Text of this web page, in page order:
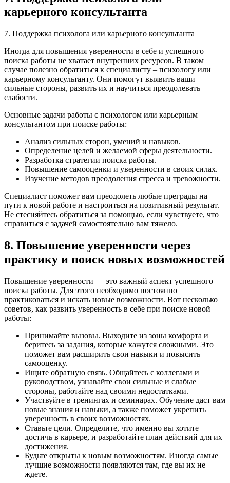
карьерного консультанта
7. Поддержка психолога или карьерного консультанта
Иногда для повышения уверенности в себе и успешного
поиска работы не хватает внутренних ресурсов. В таком
случае полезно обратиться к специалисту – психологу или
карьерному консультанту. Они помогут выявить ваши
сильные стороны, развить их и научиться преодолевать
слабости.
Основные задачи работы с психологом или карьерным
консультантом при поиске работы:
Анализ сильных сторон, умений и навыков.
Определение целей и желаемой сферы деятельности.
Разработка стратегии поиска работы.
Повышение самооценки и уверенности в своих силах.
Изучение методов преодоления стресса и тревожности.
Специалист поможет вам преодолеть любые преграды на
пути к новой работе и настроиться на позитивный результат.
Не стесняйтесь обратиться за помощью, если чувствуете, что
справиться с задачей самостоятельно вам тяжело.
8. Повышение уверенности через
практику и поиск новых возможностей
Повышение уверенности — это важный аспект успешного
поиска работы. Для этого необходимо постоянно
практиковаться и искать новые возможности. Вот несколько
советов, как развить уверенность в себе при поиске новой
работы:
Принимайте вызовы. Выходите из зоны комфорта и
беритесь за задания, которые кажутся сложными. Это
поможет вам расширить свои навыки и повысить
самооценку.
Ищите обратную связь. Общайтесь с коллегами и
руководством, узнавайте свои сильные и слабые
стороны, работайте над своими недостатками.
Участвуйте в тренингах и семинарах. Обучение даст вам
новые знания и навыки, а также поможет укрепить
уверенность в своих возможностях.
Ставьте цели. Определите, что именно вы хотите
достичь в карьере, и разработайте план действий для их
достижения.
Будьте открыты к новым возможностям. Иногда самые
лучшие возможности появляются там, где вы их не
ждете.